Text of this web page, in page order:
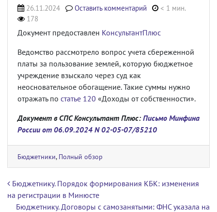
26.11.2024 Оставить комментарий
< 1 мин.
178
Документ предоставлен КонсультантПлюс
Ведомство рассмотрело вопрос учета сбереженной
платы за пользование землей, которую бюджетное
учреждение взыскало через суд как
неосновательное обогащение. Такие суммы нужно
отражать по статье 120 «Доходы от собственности».
Документ в СПС Консультант Плюс: Письмо Минфина
России от 06.09.2024 N 02-05-07/85210
Бюджетники, Полный обзор
Навигация по записям
Бюджетнику. Порядок формирования КБК: изменения
на регистрации в Минюсте
Бюджетнику. Договоры с самозанятыми: ФНС указала на